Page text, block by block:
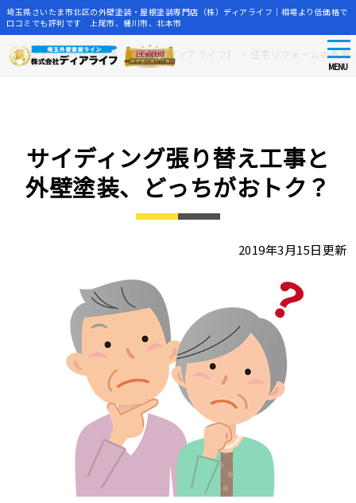
Skip
to
埼玉県さいたま市北区の外壁塗装・屋根塗装専門店（株）ディアライフ｜相場より低価格で
口コミでも評判です 上尾市、桶川市、北本市
MENU
さいたま市の外壁塗装店【株式会社ディアライフ】 住宅リフォームの真実
サイディング張り替え工事と
外壁塗装、どっちがおトク？
2019年3月15日更新